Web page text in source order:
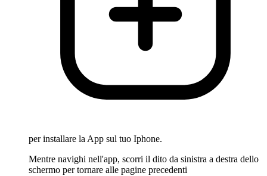
per installare la App sul tuo Iphone.
Mentre navighi nell'app, scorri il dito da sinistra a destra dello
schermo per tornare alle pagine precedenti